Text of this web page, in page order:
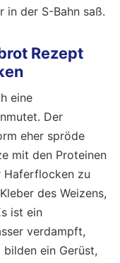
in der S-Bahn saß.
Rezept
eine
Der
eher spröde
mit den Proteinen
Haferflocken zu
des Weizens,
ist ein
verdampft,
ein Gerüst,